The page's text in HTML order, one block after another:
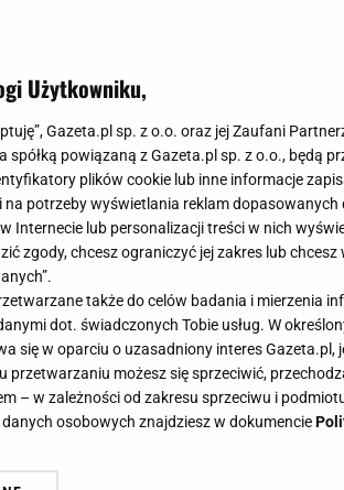
Użytkowniku,
Gazeta.pl sp. z o.o. oraz jej Zaufani
spółką powiązaną z Gazeta.pl sp. z o.o., będą
plików cookie lub inne informacje
potrzeby wyświetlania reklam
Internecie lub personalizacji treści w nich
zgody, chcesz ograniczyć jej zakres lub
także do celów badania i mierzenia
dot. świadczonych Tobie usług. W
się w oparciu o uzasadniony interes Gazeta.pl,
przetwarzaniu możesz się sprzeciwić,
– w zależności od zakresu sprzeciwu i
osobowych znajdziesz w dokumencie